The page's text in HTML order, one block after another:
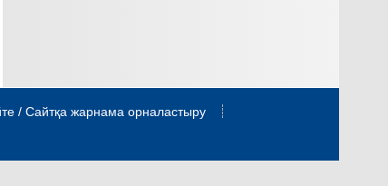
/ Сайтқа жарнама орналастыру